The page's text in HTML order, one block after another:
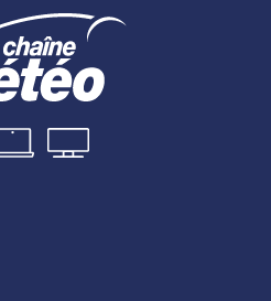
Sébastopol, Karkhov et
villes d'Ukraine.